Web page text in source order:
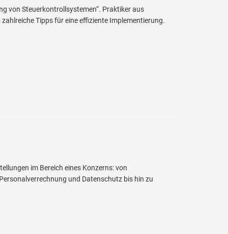
von Steuerkontrollsystemen“. Praktiker aus
Tipps für eine effiziente Implementierung.
im Bereich eines Konzerns: von
und Datenschutz bis hin zu